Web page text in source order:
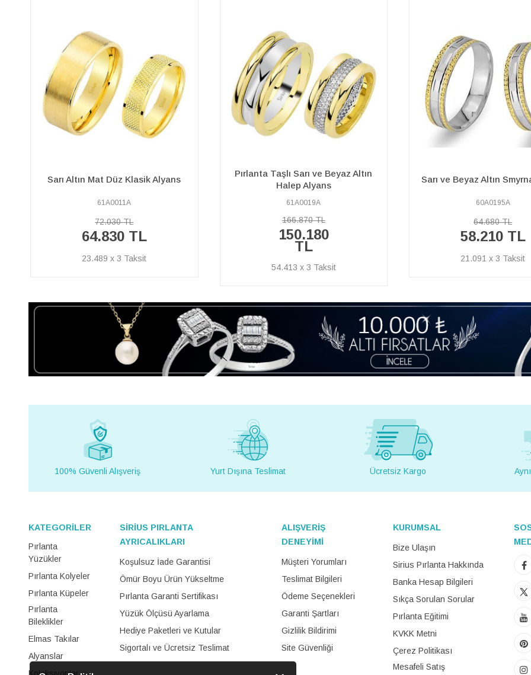
Halep Alyans
61A0019A
166.870 TL
150.180
TL
Sarı ve Beyaz Altın Smyrna Alyans
60A0195A
64.680 TL
58.210 TL
Altın Uranüs
60A0217A
157.630 TL
141.860
TL
100% Güvenli Alışveriş Yurt Dışına Teslimat Ücretsiz Kargo
KATEGORİLER
Pırlanta
Yüzükler
Pırlanta Kolyeler
Pırlanta Küpeler
Pırlanta
Bileklikler
Elmas Takılar
Alyanslar
Koleksiyonlar
SİRİUS PIRLANTA
AYRICALIKLARI
Koşulsuz İade Garantisi
Ömür Boyu Ürün Yükseltme
Pırlanta Garanti Sertifikası
Yüzük Ölçüsü Ayarlama
Hediye Paketleri ve Kutular
Sigortalı ve Ücretsiz Teslimat
ALIŞVERİŞ
DENEYİMİ
Müşteri Yorumları
Teslimat Bilgileri
Ödeme Seçenekleri
Garanti Şartları
Gizlilik Bildirimi
Site Güvenliği
KURUMSAL
Bize Ulaşın
Sirius Pırlanta Hakkında
Banka Hesap Bilgileri
Sıkça Sorulan Sorular
Pırlanta Eğitimi
KVKK Metni
Çerez Politikası
Mesafeli Satış